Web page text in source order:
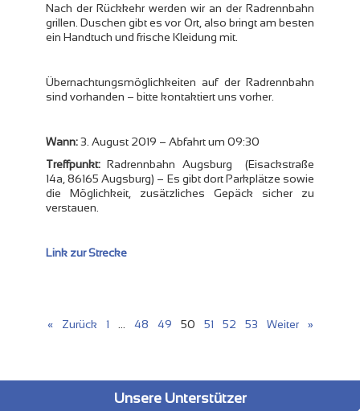
Nach der Rückkehr werden wir an der Radrennbahn
grillen. Duschen gibt es vor Ort, also bringt am besten
ein Handtuch und frische Kleidung mit.
Übernachtungsmöglichkeiten auf der Radrennbahn
sind vorhanden – bitte kontaktiert uns vorher.
Wann:3. August 2019 – Abfahrt um 09:30
Treffpunkt:Radrennbahn Augsburg (Eisackstraße
14a, 86165 Augsburg) – Es gibt dort Parkplätze sowie
die Möglichkeit, zusätzliches Gepäck sicher zu
verstauen.
Link zur Strecke
« Zurück 1 48 49 50 51 52 53 Weiter »
Unsere Unterstützer